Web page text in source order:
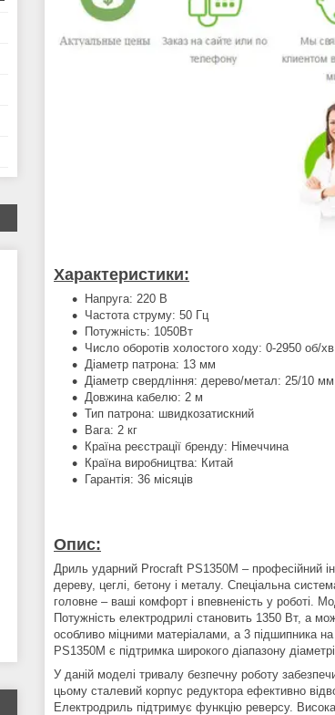
Характеристики:
Напруга: 220 В
Частота струму: 50 Гц
Потужність: 1050Вт
Число оборотів холостого ходу: 0-2950 об/хв
Діаметр патрона: 13 мм
Діаметр свердління: дерево/метал: 25/10 мм
Довжина кабелю: 2 м
Тип патрона: швидкозатискний
Вага: 2 кг
Країна реєстрації бренду: Німеччина
Країна виробництва: Китай
Гарантія: 36 місяців
Опис:
Дриль ударний Procraft РЅ1350М – професійний
дереву, цеглі, бетону і металу. Спеціальна
головне – ваші комфорт і впевненість у роботі.
Потужність електродрилі становить 1350 Вт, а
особливо міцними матеріалами, а 3 підшипника
РЅ1350М є підтримка широкого діапазону
У даній моделі тривалу безпечну роботу
цьому сталевий корпус редуктора ефективно
Електродриль підтримує функцію реверсу.